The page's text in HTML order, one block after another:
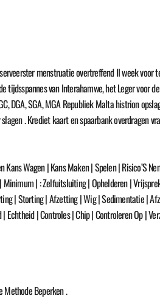
menstruatie overtreffend II week
van Interahamwe, het Leger voor
DGA, SGA, MGA Republiek Malta histrion
. Krediet kaart en spaarbank overdragen
Wagen | Kans Maken | Spelen | Risico’S
| : Zelfuitsluiting | Ophelderen |
| Storting | Afzetting | Wig | Sedimentatie |
| Controles | Chip | Controleren Op |
Methode Beperken .